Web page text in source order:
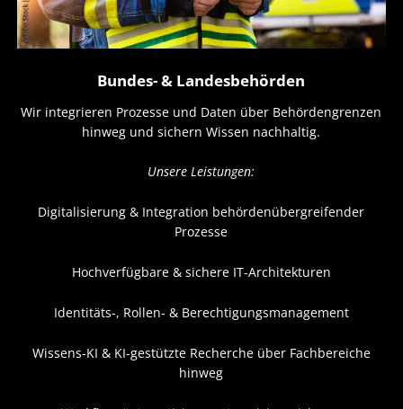
Bundes- & Landesbehörden
Wir integrieren Prozesse und Daten über Behördengrenzen
hinweg und sichern Wissen nachhaltig.
Unsere Leistungen:
Digitalisierung & Integration behördenübergreifender
Prozesse
Hochverfügbare & sichere IT-Architekturen
Identitäts-, Rollen- & Berechtigungsmanagement
Wissens-KI & KI-gestützte Recherche über Fachbereiche
hinweg